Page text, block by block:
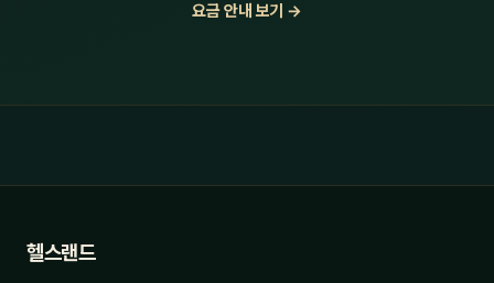
요금 안내 보기 →
헬스랜드